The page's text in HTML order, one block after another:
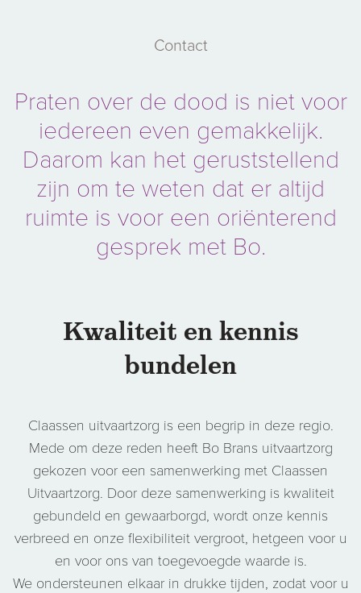
Contact
Praten over de dood is niet voor
iedereen even gemakkelijk.
Daarom kan het geruststellend
zijn om te weten dat er altijd
ruimte is voor een oriënterend
gesprek met Bo.
Kwaliteit en kennis
bundelen
Claassen uitvaartzorg is een begrip in deze regio.
Mede om deze reden heeft Bo Brans uitvaartzorg
gekozen voor een samenwerking met Claassen
Uitvaartzorg. Door deze samenwerking is kwaliteit
gebundeld en gewaarborgd, wordt onze kennis
verbreed en onze flexibiliteit vergroot, hetgeen voor u
en voor ons van toegevoegde waarde is.
We ondersteunen elkaar in drukke tijden, zodat voor u